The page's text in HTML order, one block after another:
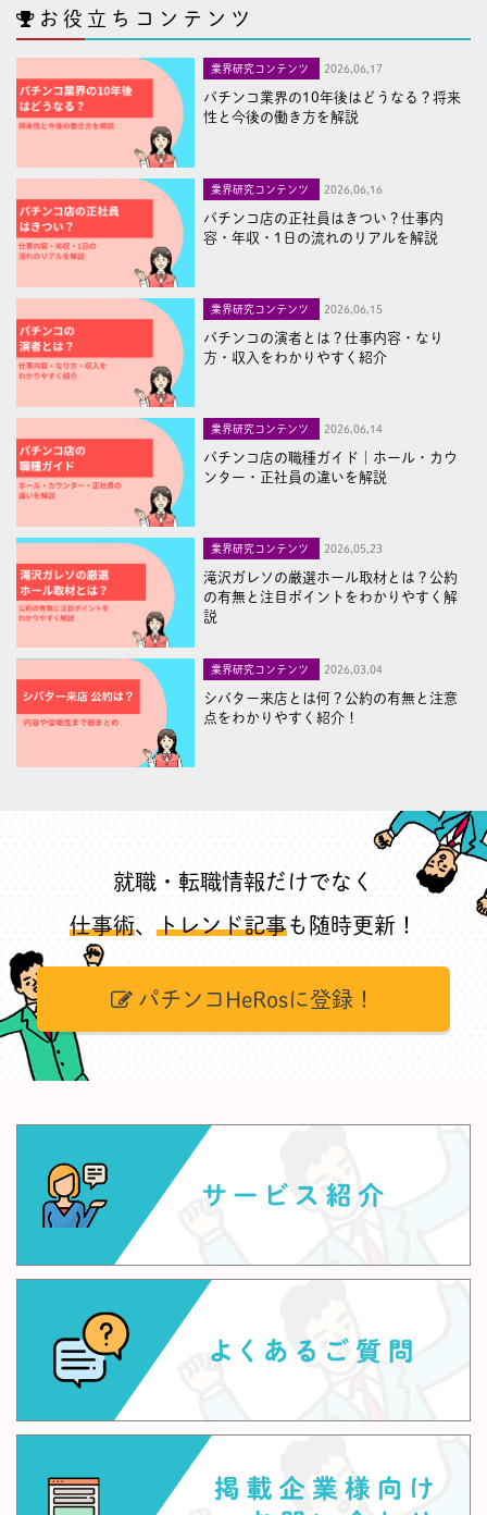
お役立ちコンテンツ
業界研究コンテンツ 2026,06,17
パチンコ業界の10年後はどうなる？将来
性と今後の働き方を解説
業界研究コンテンツ 2026,06,16
パチンコ店の正社員はきつい？仕事内
容・年収・1日の流れのリアルを解説
業界研究コンテンツ 2026,06,15
パチンコの演者とは？仕事内容・なり
方・収入をわかりやすく紹介
業界研究コンテンツ 2026,06,14
パチンコ店の職種ガイド｜ホール・カウ
ンター・正社員の違いを解説
業界研究コンテンツ 2026,05,23
滝沢ガレソの厳選ホール取材とは？公約
の有無と注目ポイントをわかりやすく解
説
業界研究コンテンツ 2026,03,04
シバター来店とは何？公約の有無と注意
点をわかりやすく紹介！
就職・転職情報だけでなく
仕事術、 トレンド記事も随時更新！
パチンコHeRosに登録！